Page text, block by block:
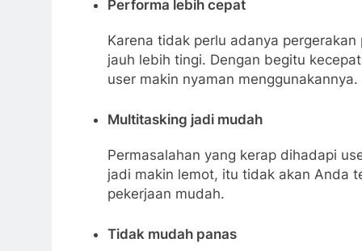
Performa lebih cepat
Karena tidak perlu adanya
jauh lebih tingi. Dengan begitu
user makin nyaman menggunakannya.
Multitasking jadi mudah
Permasalahan yang kerap dihadapi
jadi makin lemot, itu tidak akan Anda
pekerjaan mudah.
Tidak mudah panas